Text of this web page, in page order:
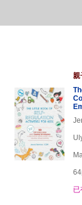
親